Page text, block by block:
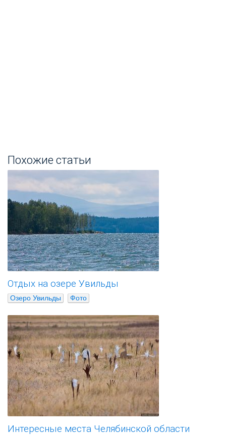
Похожие статьи
Отдых на озере Увильды
Озеро Увильды Фото
Интересные места Челябинской области